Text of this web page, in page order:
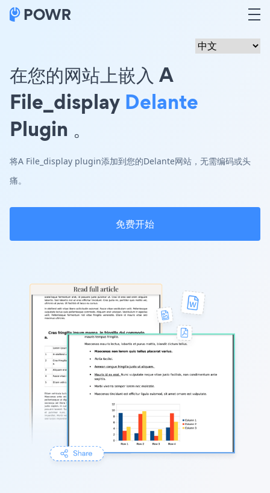
在您的网站上嵌入 A
File_display Delante
Plugin 。
将A File_display plugin添加到您的Delante网站，无需编码或头
痛。
免费开始